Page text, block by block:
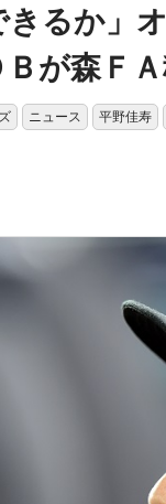
きるか」
が森Ｆ
ニュース 平野佳寿